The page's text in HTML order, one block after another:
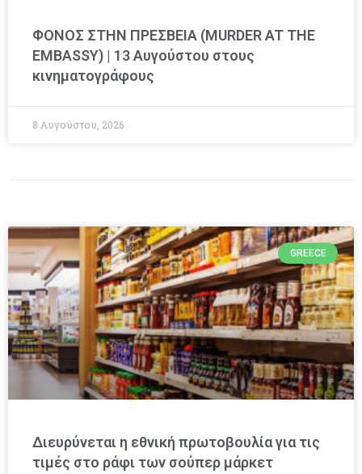
ΦΟΝΟΣ ΣΤΗΝ ΠΡΕΣΒΕΙΑ (MURDER AT THE
EMBASSY) | 13 Αυγούστου στους
κινηματογράφους
8 Αυγούστου, 2026
GREECE
Διευρύνεται η εθνική πρωτοβουλία για τις
τιμές στο ράφι των σούπερ μάρκετ